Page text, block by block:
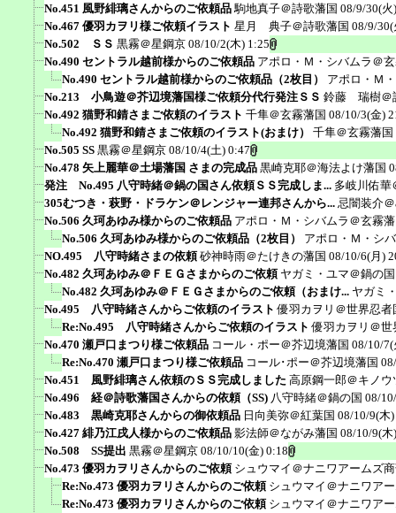
No.451 風野緋璃さんからのご依頼品 駒地真子＠詩歌藩国 08/9/30(火
No.467 優羽カヲリ様ご依頼イラスト 星月 典子＠詩歌藩国 08/9/30(
No.502 ＳＳ 黒霧＠星鋼京 08/10/2(木) 1:25
No.490 セントラル越前様からのご依頼品 アポロ・Ｍ・シバムラ＠
No.490 セントラル越前様からのご依頼品（2枚目）
アポロ・Ｍ
No.213 小鳥遊＠芥辺境藩国様ご依頼分代行発注ＳＳ 鈴藤 瑞樹＠
No.492 猫野和錆さまご依頼のイラスト 千隼＠玄霧藩国 08/10/3(金)
No.492 猫野和錆さまご依頼のイラスト(おまけ）
千隼＠玄霧藩国
No.505 SS 黒霧＠星鋼京 08/10/4(土) 0:47
No.478 矢上麗華＠土場藩国 さまの完成品 黒崎克耶＠海法よけ藩国
発注 No.495 八守時緒＠鍋の国さん依頼ＳＳ完成しま... 多岐川佑華
305むつき・萩野・ドラケン＠レンジャー連邦さんから... 忌闇装介
No.506 久珂あゆみ様からのご依頼品 アポロ・Ｍ・シバムラ＠玄霧
No.506 久珂あゆみ様からのご依頼品（2枚目）
アポロ・Ｍ・シ
NO.495 八守時緒さまの依頼 砂神時雨＠たけきの藩国 08/10/6(月)
No.482 久珂あゆみ＠ＦＥＧさまからのご依頼 ヤガミ・ユマ＠鍋の国
No.482 久珂あゆみ＠ＦＥＧさまからのご依頼（おまけ... ヤガミ
No.495 八守時緒さんからご依頼のイラスト 優羽カヲリ＠世界忍者
Re:No.495 八守時緒さんからご依頼のイラスト 優羽カヲリ＠世
No.470 瀬戸口まつり様ご依頼品 コール・ポー＠芥辺境藩国 08/10/7(
Re:No.470 瀬戸口まつり様ご依頼品 コール･ポー＠芥辺境藩国
No.451 風野緋璃さん依頼のＳＳ完成しました 高原鋼一郎＠キノウ
No.496 経＠詩歌藩国さんからの依頼（SS) 八守時緒＠鍋の国 08/
No.483 黒崎克耶さんからの御依頼品 日向美弥＠紅葉国 08/10/9(木
No.427 緋乃江戌人様からのご依頼品 影法師＠ながみ藩国 08/10/9(木
No.508 SS提出 黒霧＠星鋼京 08/10/10(金) 0:18
No.473 優羽カヲリさんからのご依頼 シュウマイ＠ナニワアームズ
Re:No.473 優羽カヲリさんからのご依頼 シュウマイ＠ナニワア
Re:No.473 優羽カヲリさんからのご依頼 シュウマイ＠ナニワア